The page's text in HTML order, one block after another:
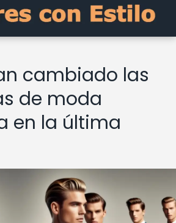
cambiado las
de moda
en la última